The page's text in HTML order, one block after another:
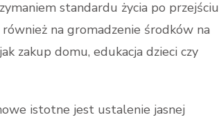
standardu życia po przejściu
na gromadzenie środków na
zakup domu, edukacja dzieci czy
istotne jest ustalenie jasnej